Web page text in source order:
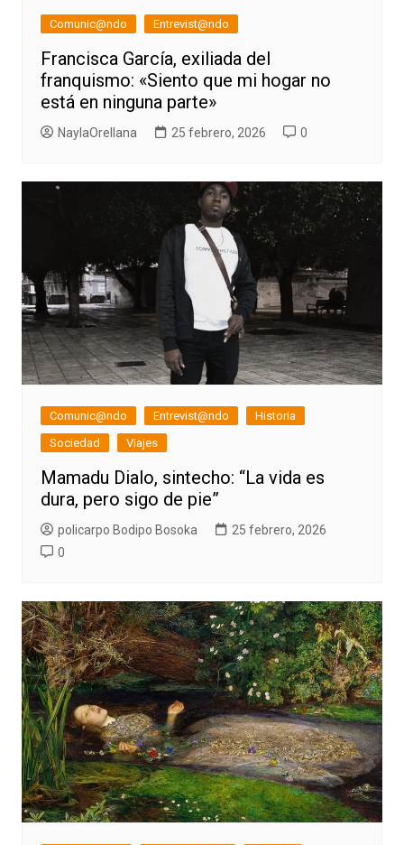
Comunic@ndo Entrevist@ndo
Francisca García, exiliada del
franquismo: «Siento que mi hogar no
está en ninguna parte»
NaylaOrellana 25 febrero, 2026 0
Comunic@ndo Entrevist@ndo
Historia
Sociedad
Viajes
Mamadu Dialo, sintecho: “La vida es
dura, pero sigo de pie”
policarpo Bodipo Bosoka
25 febrero, 2026
0